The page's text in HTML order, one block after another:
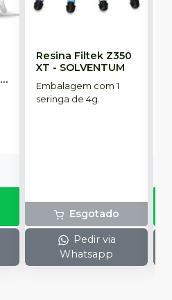
-
Resina Filtek Z350
XT - SOLVENTUM
Embalagem com 1
seringa de 4g.
Esgotado
Pedir via
Whatsapp